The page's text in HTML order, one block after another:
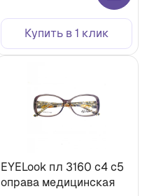
Купить в 1 клик
EYELook пл 3160 с4 с5
оправа медицинская